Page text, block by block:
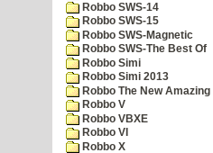
Robbo SWS-14
Robbo SWS-15
Robbo SWS-Magnetic
Robbo SWS-The Best Of
Robbo Simi
Robbo Simi 2013
Robbo The New
Robbo V
Robbo VBXE
Robbo VI
Robbo X